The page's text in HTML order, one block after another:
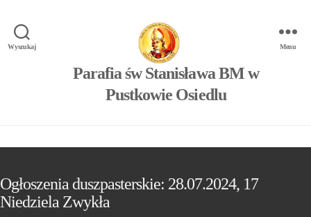
Wyszukaj
Parafia św Stanisława BM w
Pustkowie Osiedlu
Menu
Ogłoszenia duszpasterskie: 28.07.2024, 17
Niedziela Zwykła